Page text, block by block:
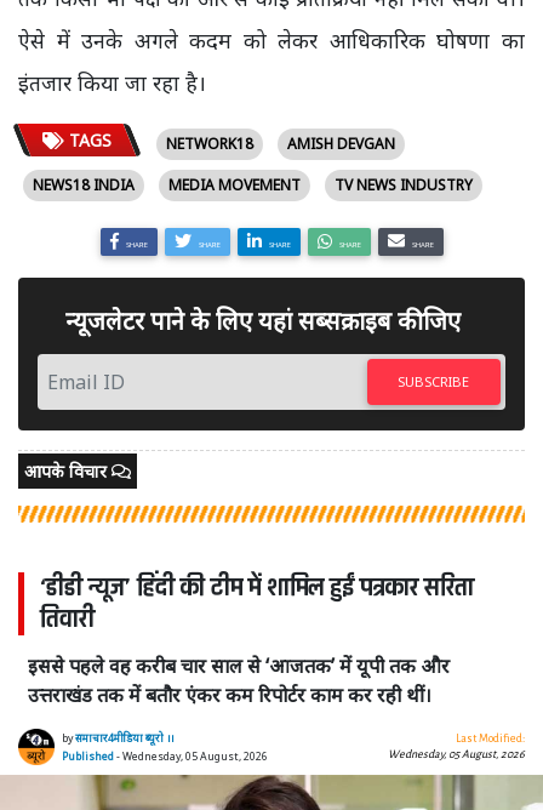
ऐसे में उनके अगले कदम को लेकर आधिकारिक घोषणा का
इंतजार किया जा रहा है।
TAGS NETWORK18
AMISH DEVGAN
NEWS18 INDIA
MEDIA MOVEMENT TV NEWS INDUSTRY
SHARE SHARE SHARE SHARE SHARE
न्यूजलेटर पाने के लिए यहां सब्सक्राइब कीजिए
SUBSCRIBE
आपके विचार
‘डीडी न्यूज’ हिंदी की टीम में शामिल हुईं पत्रकार सरिता
तिवारी
इससे पहले वह करीब चार साल से ‘आजतक’ में यूपी तक और
उत्तराखंड तक में बतौर एंकर कम रिपोर्टर काम कर रही थीं।
byसमाचार4मीडिया ब्यूरो ।।
Published - Wednesday, 05 August, 2026
Last Modified:
Wednesday, 05 August, 2026